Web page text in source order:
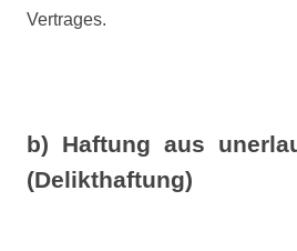
Vertrages.
b) Haftung aus
(Delikthaftung)